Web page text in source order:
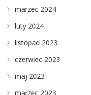
marzec 2024
luty 2024
listopad 2023
czerwiec 2023
maj 2023
marzec 2023